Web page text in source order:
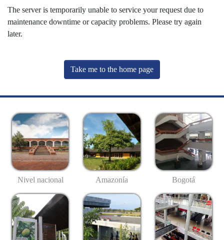
The server is temporarily unable to service your request due to
maintenance downtime or capacity problems. Please try again
later.
Take me to the home page
Nivel nacional Amazonía Bogotá